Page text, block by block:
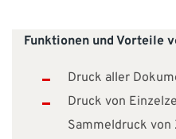
Funktionen und Vorteile
Druck aller
Druck von
Sammeldruck